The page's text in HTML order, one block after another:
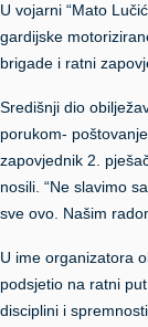
U vojarni “Mato
gardijske
brigade i ratni
Središnji dio
porukom-
zapovjednik 2.
nosili. “Ne slavimo
sve ovo. Našim
U ime organizatora
podsjetio na ratni
disciplini i